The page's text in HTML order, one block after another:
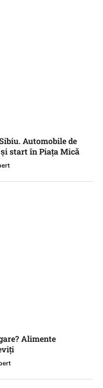
Automobile de
și start în Piața Mică
Alimente